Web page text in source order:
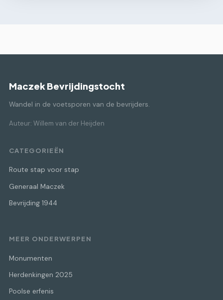
Maczek Bevrijdingstocht
Wandel in de voetsporen van de bevrijders.
Auteur: Willem van der Heijden
CATEGORIEËN
Route stap voor stap
Generaal Maczek
Bevrijding 1944
MEER ONDERWERPEN
Monumenten
Herdenkingen 2025
Poolse erfenis